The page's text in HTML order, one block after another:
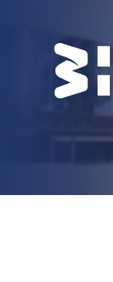
БІБЛІОТЕКА
НОВИНИ